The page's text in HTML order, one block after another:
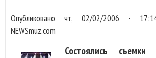
Опубликованочт, 02/02/2006 -
NEWSmuz.com
Состоялись съемки